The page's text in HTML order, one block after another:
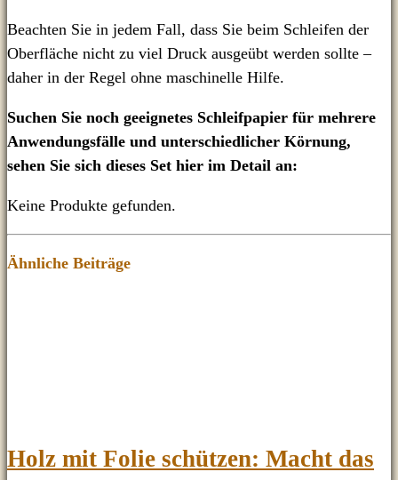
Beachten Sie in jedem Fall, dass Sie beim Schleifen der
Oberfläche nicht zu viel Druck ausgeübt werden sollte –
daher in der Regel ohne maschinelle Hilfe.
Suchen Sie noch geeignetes Schleifpapier für mehrere
Anwendungsfälle und unterschiedlicher Körnung,
sehen Sie sich dieses Set hier im Detail an:
Keine Produkte gefunden.
Ähnliche Beiträge
Holz mit Folie schützen: Macht das